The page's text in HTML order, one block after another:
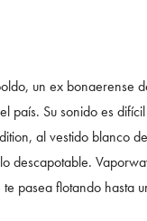
un ex
país. Su sonido es
al vestido
descapotable.
pasea flotando hasta